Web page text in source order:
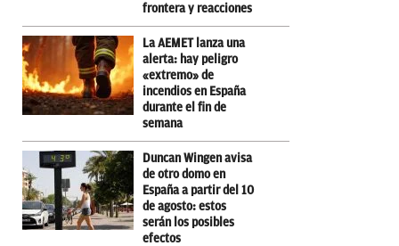
frontera y reacciones
La AEMET lanza una
alerta: hay peligro
«extremo» de
incendios en España
durante el fin de
semana
Duncan Wingen avisa
de otro domo en
España a partir del 10
de agosto: estos
serán los posibles
efectos